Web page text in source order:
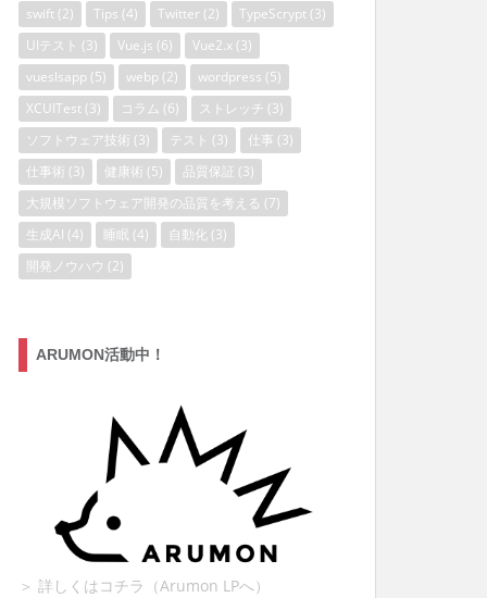
swift (2) Tips (4) Twitter (2) TypeScrypt (3)
UIテスト (3) Vue.js (6) Vue2.x (3)
vueslsapp (5) webp (2) wordpress (5)
XCUITest (3) コラム (6) ストレッチ (3)
ソフトウェア技術 (3) テスト (3) 仕事 (3)
仕事術 (3) 健康術 (5) 品質保証 (3)
大規模ソフトウェア開発の品質を考える (7)
生成AI (4) 睡眠 (4) 自動化 (3)
開発ノウハウ (2)
ARUMON活動中！
＞ 詳しくはコチラ（Arumon LPへ）